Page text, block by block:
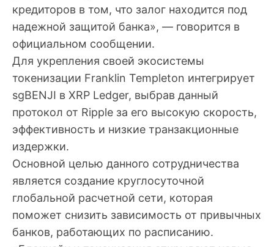
кредиторов в том, что залог находится под
надежной защитой банка», — говорится в
официальном сообщении.
Для укрепления своей экосистемы
токенизации Franklin Templeton интегрирует
sgBENJI в XRP Ledger, выбрав данный
протокол от Ripple за его высокую скорость,
эффективность и низкие транзакционные
издержки.
Основной целью данного сотрудничества
является создание круглосуточной
глобальной расчетной сети, которая
поможет снизить зависимость от привычных
банков, работающих по расписанию.